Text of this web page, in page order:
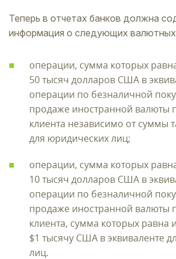
Теперь в отчетах банков должна
информация о следующих валютных
операции, сумма которых
50 тысяч долларов США в
операции по безналичной
продаже иностранной валюты
клиента независимо от суммы
для юридических лиц;
операции, сумма которых
10 тысяч долларов США в
операции по безналичной
продаже иностранной валюты
клиента, сумма которых равна
$1 тысячу США в эквиваленте
лиц.